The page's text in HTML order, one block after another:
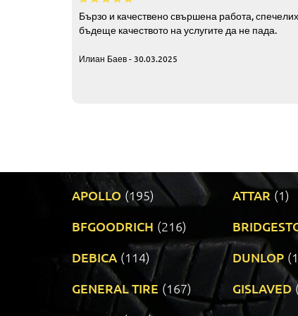
Бързо и качествено свършена работа,
бъдеще качеството на услугите да не пада.
Илиан Баев - 30.03.2025
APOLLO (195) ATTAR (1)
BFGOODRICH (216)
DEBICA (114) DUNLOP
GENERAL TIRE (167) GISLAVED